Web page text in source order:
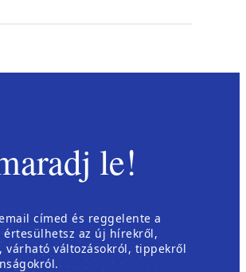
le!
címed és reggelente a
értesülhetsz az új hírekről,
várható változásokról, tippekről